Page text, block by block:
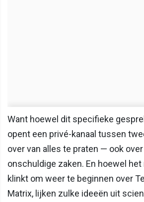
Want hoewel dit specifieke
opent een privé-kanaal tussen
over van alles te praten — ook
onschuldige zaken. En hoewel
klinkt om weer te beginnen over
Matrix, lijken zulke ideeën uit